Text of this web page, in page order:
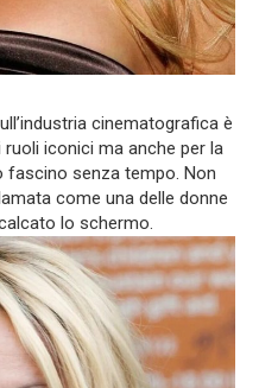
cinematografica è
iconici ma anche per la
senza tempo. Non
come una delle donne
lo schermo.